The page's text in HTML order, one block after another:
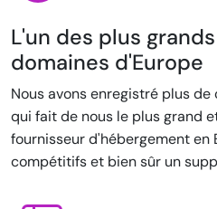
L'un des plus
domaines d'Europe
Nous avons enregistré plus
qui fait de nous le plus grand
fournisseur d'hébergement en
compétitifs et bien sûr un